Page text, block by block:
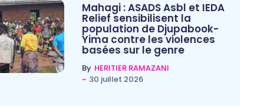
Mahagi : ASADS Asbl et IEDA
Relief sensibilisent la
population de Djupabook-
Yima contre les violences
basées sur le genre
By HERITIER RAMAZANI
~ 30 juillet 2026